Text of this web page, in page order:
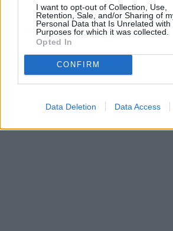
I want to opt-out of Collection, Use,
Retention, Sale, and/or Sharing of
Personal Data that Is Unrelated with
Purposes for which it was collected.
Opted In
CONFIRM
Data Deletion Data Access